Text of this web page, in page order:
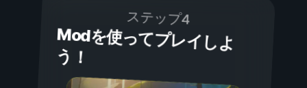
ステップ4
Modを使ってプレイしよ
う！